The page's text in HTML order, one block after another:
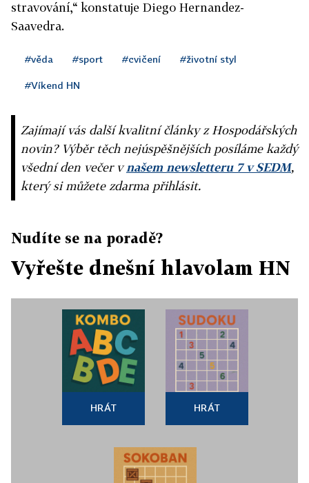
stravování,“ konstatuje Diego Hernandez-
Saavedra.
#věda #sport #cvičení #životní styl
#Víkend HN
Zajímají vás další kvalitní články z Hospodářských
novin? Výběr těch nejúspěšnějších posíláme každý
všední den večer vnašem newsletteru 7 v SEDM,
který si můžete zdarma přihlásit.
Nudíte se na poradě?
Vyřešte dnešní hlavolam HN
HRÁT HRÁT